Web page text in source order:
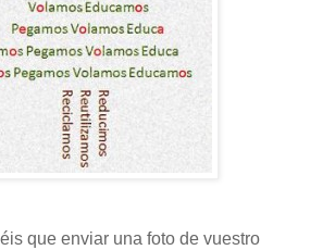
que enviar una foto de vuestro